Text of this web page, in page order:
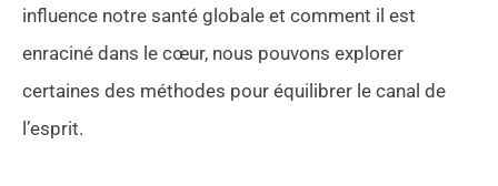
influence notre santé globale et comment il est
enraciné dans le cœur, nous pouvons explorer
certaines des méthodes pour équilibrer le canal de
l’esprit.